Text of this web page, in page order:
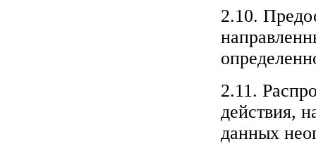
2.10.
2.11.
действия,
данных